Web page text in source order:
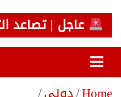
BAZNEWS
شبكة باز الإخبارية
عاجل | تصاعد